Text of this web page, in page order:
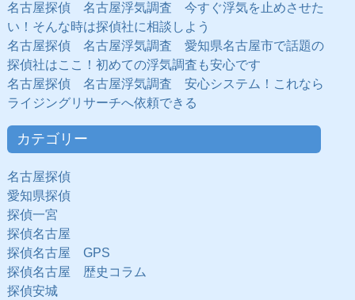
名古屋探偵 名古屋浮気調査 今すぐ浮気を止めさせた
い！そんな時は探偵社に相談しよう
名古屋探偵 名古屋浮気調査 愛知県名古屋市で話題の
探偵社はここ！初めての浮気調査も安心です
名古屋探偵 名古屋浮気調査 安心システム！これなら
ライジングリサーチへ依頼できる
カテゴリー
名古屋探偵
愛知県探偵
探偵一宮
探偵名古屋
探偵名古屋 GPS
探偵名古屋 歴史コラム
探偵安城